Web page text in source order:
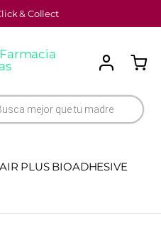
& Collect
PLUS BIOADHESIVE